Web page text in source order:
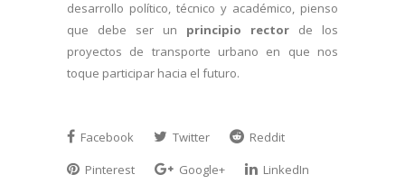
desarrollo político, técnico y académico, pienso
que debe ser un principio rector de los
proyectos de transporte urbano en que nos
toque participar hacia el futuro.
Facebook Twitter
Reddit
Pinterest
Google+
LinkedIn